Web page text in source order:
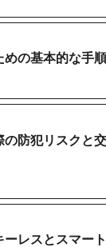
の基本的な手
防犯リスクと
レスとスマー